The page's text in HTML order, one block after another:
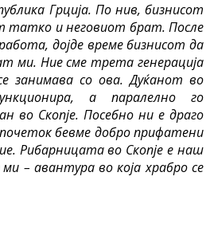
Грција. По нив, бизнисот
татко и неговиот брат. После
дојде време бизнисот да
ми. Ние сме трета генерација
занимава со ова. Дуќанот во
а паралелно го
во Скопје. Посебно ни е драго
бевме добро прифатени
Рибарницата во Скопје е наш
– авантура во која храбро се